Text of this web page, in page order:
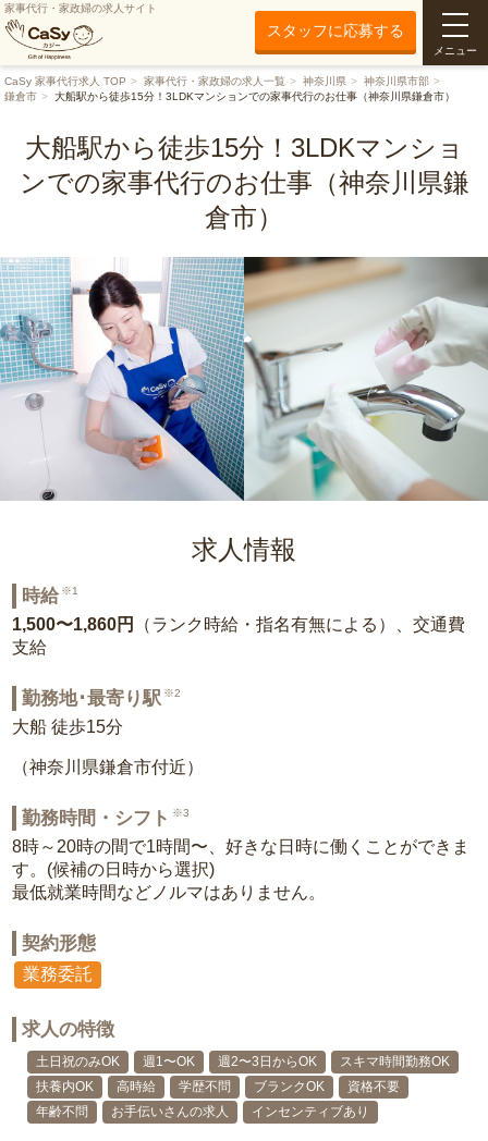
家事代行・家政婦の求人サイト
スタッフに応募する
メニュー
CaSy 家事代行求人 TOP 家事代行・家政婦の求人一覧 神奈川県
神奈川県市部
鎌倉市
大船駅から徒歩15分！3LDKマンションでの家事代行のお仕事（神奈川県鎌倉市）
大船駅から徒歩15分！3LDKマンショ
ンでの家事代行のお仕事（神奈川県鎌
倉市）
求人情報
時給 ※1
1,500〜1,860円
（ランク時給・指名有無による）、交通費
支給
勤務地･最寄り駅 ※2
大船 徒歩15分
（神奈川県鎌倉市付近）
勤務時間・シフト ※3
8時～20時の間で1時間〜、好きな日時に働くことができま
す。(候補の日時から選択)
最低就業時間などノルマはありません。
契約形態
業務委託
求人の特徴
土日祝のみOK 週1〜OK 週2〜3日からOK
スキマ時間勤務OK
扶養内OK
高時給 学歴不問 ブランクOK
資格不要
年齢不問
お手伝いさんの求人 インセンティブあり